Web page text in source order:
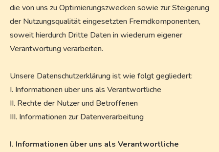
die von uns zu Optimierungszwecken sowie zur Steigerung
der Nutzungsqualität eingesetzten Fremdkomponenten,
soweit hierdurch Dritte Daten in wiederum eigener
Verantwortung verarbeiten.
Unsere Datenschutzerklärung ist wie folgt gegliedert:
I. Informationen über uns als Verantwortliche
II. Rechte der Nutzer und Betroffenen
III. Informationen zur Datenverarbeitung
I. Informationen über uns als Verantwortliche